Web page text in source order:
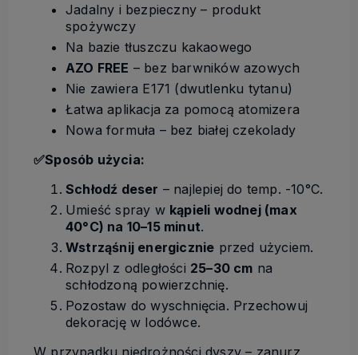
Jadalny i bezpieczny – produkt
spożywczy
Na bazie tłuszczu kakaowego
AZO FREE – bez barwników azowych
Nie zawiera E171 (dwutlenku tytanu)
Łatwa aplikacja za pomocą atomizera
Nowa formuła – bez białej czekolady
✅Sposób użycia:
Schłodź deser – najlepiej do temp. -10°C.
Umieść spray w kąpieli wodnej (max
40°C) na 10–15 minut.
Wstrząśnij energicznie przed użyciem.
Rozpyl z odległości 25–30 cm na
schłodzoną powierzchnię.
Pozostaw do wyschnięcia. Przechowuj
dekorację w lodówce.
W przypadku niedrożności dyszy – zanurz